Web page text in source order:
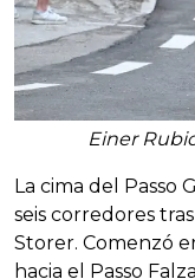
Einer
La cima del Passo
seis corredores
Storer. Comenzó
hacia el Passo